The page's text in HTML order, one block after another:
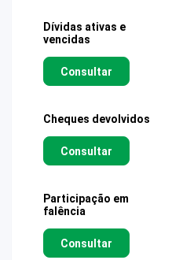
Dívidas ativas e
vencidas
Consultar
Cheques devolvidos
Consultar
Participação em
falência
Consultar